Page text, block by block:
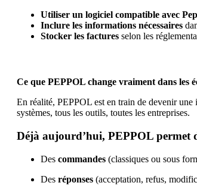
Utiliser un logiciel compatible avec
Inclure les informations nécessaires
Stocker les factures selon les
Ce que PEPPOL change vraiment dans les
En réalité, PEPPOL est en train de devenir une
systèmes, tous les outils, toutes les entreprises.
Déjà aujourd’hui, PEPPOL permet
Des commandes (classiques ou sous
Des réponses (acceptation, refus,